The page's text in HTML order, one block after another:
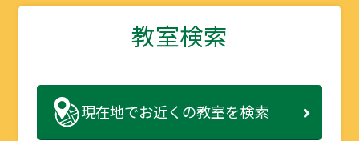
教室検索
現在地でお近くの教室を検索